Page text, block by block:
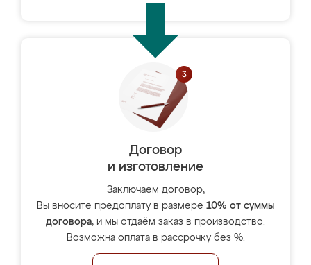
Договор
и изготовление
Заключаем договор,
Вы вносите предоплату в размере 10% от суммы
договора, и мы отдаём заказ в производство.
Возможна оплата в рассрочку без %.